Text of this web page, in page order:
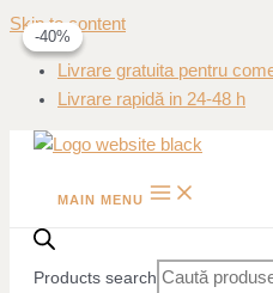
Skip to content
Livrare gratuita pentru
Livrare rapidă in 24-48 h
MAIN MENU
Products search
-30%
-40%